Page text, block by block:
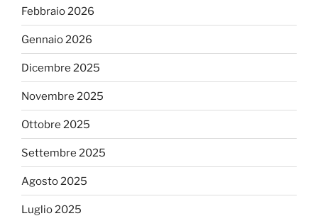
Febbraio 2026
Gennaio 2026
Dicembre 2025
Novembre 2025
Ottobre 2025
Settembre 2025
Agosto 2025
Luglio 2025